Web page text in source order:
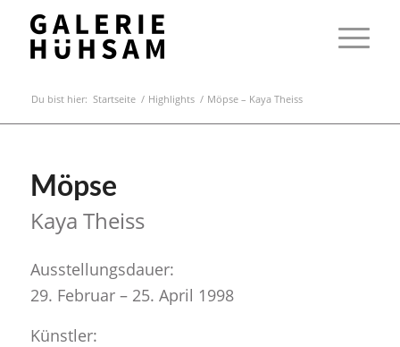
Du bist hier: Startseite / Highlights / Möpse – Kaya Theiss
Möpse
Kaya Theiss
Ausstellungsdauer:
29. Februar – 25. April 1998
Künstler: